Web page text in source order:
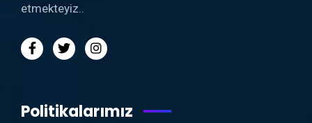
etmekteyiz..
Politikalarımız